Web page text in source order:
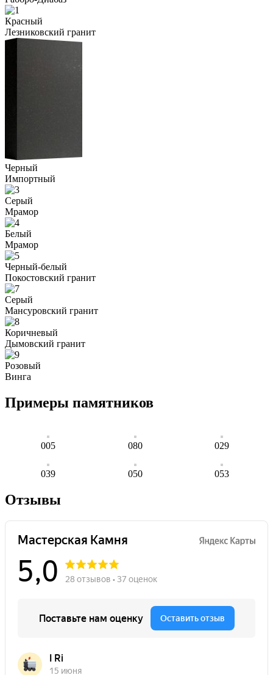
Красный
Лезниковский гранит
Черный
Импортный
Серый
Мрамор
Белый
Мрамор
Черный-белый
Покостовский гранит
Серый
Мансуровский гранит
Коричневый
Дымовский гранит
Розовый
Винга
Примеры памятников
005 080 029
039 050 053
Отзывы